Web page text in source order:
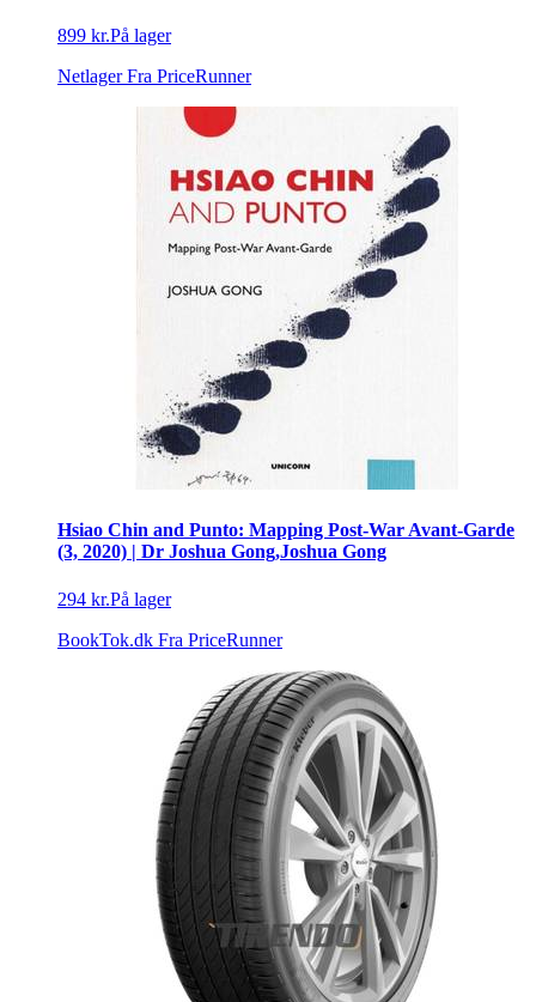
899 kr.På lager
Netlager Fra PriceRunner
Hsiao Chin and Punto: Mapping Post-War Avant-Garde
(3, 2020) | Dr Joshua Gong,Joshua Gong
294 kr.På lager
BookTok.dk Fra PriceRunner